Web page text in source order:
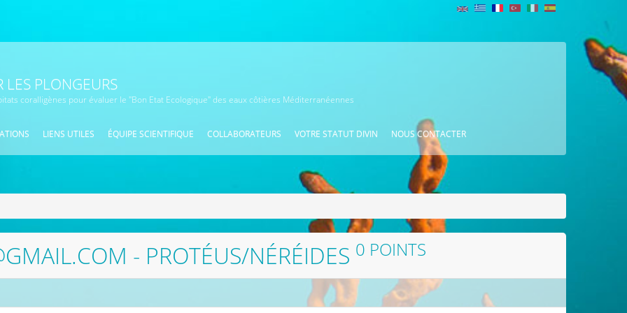
LES PLONGEURS
coralligènes pour évaluer le "Bon Etat Ecologique" des eaux côtières Méditerranéennes
LIENS UTILES ÉQUIPE SCIENTIFIQUE COLLABORATEURS VOTRE STATUT DIVIN NOUS CONTACTER
- PROTÉUS/NÉRÉIDES 0 POINTS